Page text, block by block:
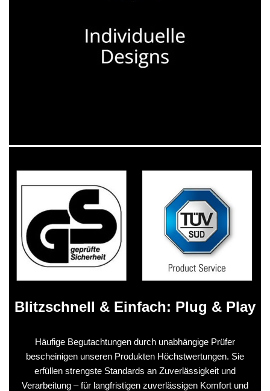
Blitzschnell & Einfach: Plug & Play
Häufige Begutachtungen durch unabhängige Prüfer
bescheinigen unseren Produkten Höchstwertungen. Sie
erfüllen strengste Standards an Zuverlässigkeit und
Verarbeitung – für langfristigen zuverlässigen Komfort und